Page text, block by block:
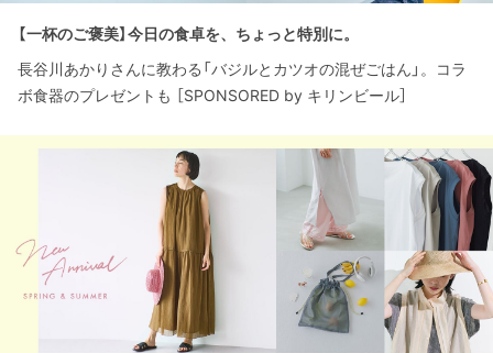
【一杯のご褒美】今日の食卓を、ちょっと特別に。
長谷川あかりさんに教わる「バジルとカツオの混ぜごはん」。コラ
ボ食器のプレゼントも ［SPONSORED by キリンビール］